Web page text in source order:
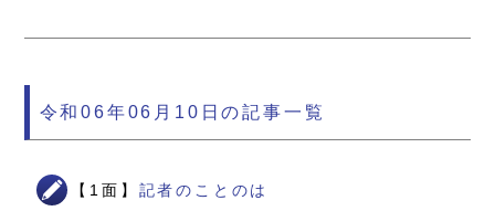
令和06年06月10日の記事一覧
【1面】 記者のことのは